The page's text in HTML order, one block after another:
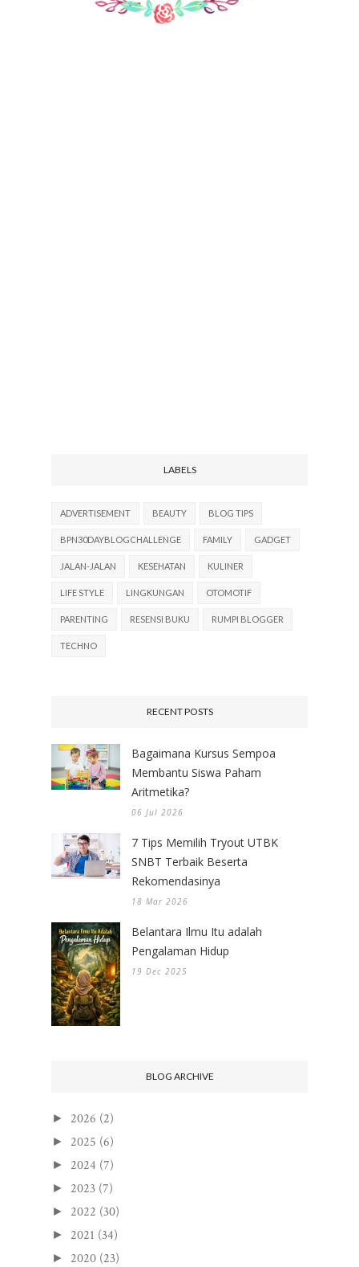
LABELS
ADVERTISEMENT BEAUTY BLOG TIPS
BPN30DAYBLOGCHALLENGE FAMILY GADGET
JALAN-JALAN KESEHATAN KULINER
LIFE STYLE LINGKUNGAN OTOMOTIF
PARENTING RESENSI BUKU RUMPI BLOGGER
TECHNO
RECENT POSTS
Bagaimana Kursus Sempoa
Membantu Siswa Paham
Aritmetika?
06 Jul 2026
7 Tips Memilih Tryout UTBK
SNBT Terbaik Beserta
Rekomendasinya
18 Mar 2026
Belantara Ilmu Itu adalah
Pengalaman Hidup
19 Dec 2025
BLOG ARCHIVE
► 2026 (2)
► 2025 (6)
► 2024 (7)
► 2023 (7)
► 2022 (30)
► 2021 (34)
► 2020 (23)